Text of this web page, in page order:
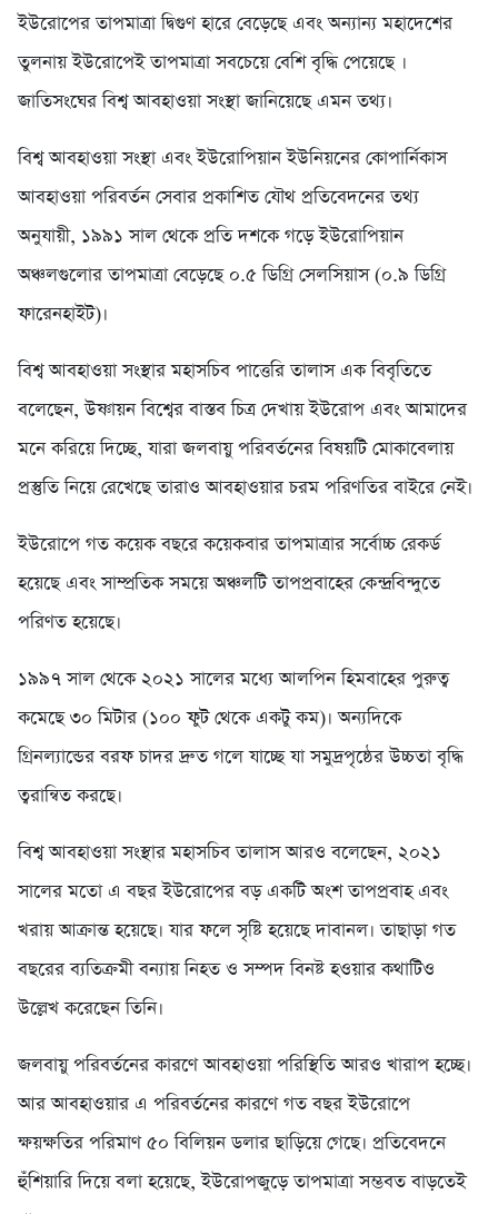
ইউরোপের তাপমাত্রা দ্বিগুণ হারে বেড়েছে এবং অন্যান্য মহাদেশের
তুলনায় ইউরোপেই তাপমাত্রা সবচেয়ে বেশি বৃদ্ধি পেয়েছে ।
জাতিসংঘের বিশ্ব আবহাওয়া সংস্থা জানিয়েছে এমন তথ্য।
বিশ্ব আবহাওয়া সংস্থা এবং ইউরোপিয়ান ইউনিয়নের কোপার্নিকাস
আবহাওয়া পরিবর্তন সেবার প্রকাশিত যৌথ প্রতিবেদনের তথ্য
অনুযায়ী, ১৯৯১ সাল থেকে প্রতি দশকে গড়ে ইউরোপিয়ান
অঞ্চলগুলোর তাপমাত্রা বেড়েছে ০.৫ ডিগ্রি সেলসিয়াস (০.৯ ডিগ্রি
ফারেনহাইট)।
বিশ্ব আবহাওয়া সংস্থার মহাসচিব পাত্তেরি তালাস এক বিবৃতিতে
বলেছেন, উষ্ণায়ন বিশ্বের বাস্তব চিত্র দেখায় ইউরোপ এবং আমাদের
মনে করিয়ে দিচ্ছে, যারা জলবায়ু পরিবর্তনের বিষয়টি মোকাবেলায়
প্রস্তুতি নিয়ে রেখেছে তারাও আবহাওয়ার চরম পরিণতির বাইরে নেই।
ইউরোপে গত কয়েক বছরে কয়েকবার তাপমাত্রার সর্বোচ্চ রেকর্ড
হয়েছে এবং সাম্প্রতিক সময়ে অঞ্চলটি তাপপ্রবাহের কেন্দ্রবিন্দুতে
পরিণত হয়েছে।
১৯৯৭ সাল থেকে ২০২১ সালের মধ্যে আলপিন হিমবাহের পুরুত্ব
কমেছে ৩০ মিটার (১০০ ফুট থেকে একটু কম)। অন্যদিকে
গ্রিনল্যান্ডের বরফ চাদর দ্রুত গলে যাচ্ছে যা সমুদ্রপৃষ্ঠের উচ্চতা বৃদ্ধি
ত্বরান্বিত করছে।
বিশ্ব আবহাওয়া সংস্থার মহাসচিব তালাস আরও বলেছেন, ২০২১
সালের মতো এ বছর ইউরোপের বড় একটি অংশ তাপপ্রবাহ এবং
খরায় আক্রান্ত হয়েছে। যার ফলে সৃষ্টি হয়েছে দাবানল। তাছাড়া গত
বছরের ব্যতিক্রমী বন্যায় নিহত ও সম্পদ বিনষ্ট হওয়ার কথাটিও
উল্লেখ করেছেন তিনি।
জলবায়ু পরিবর্তনের কারণে আবহাওয়া পরিস্থিতি আরও খারাপ হচ্ছে।
আর আবহাওয়ার এ পরিবর্তনের কারণে গত বছর ইউরোপে
ক্ষয়ক্ষতির পরিমাণ ৫০ বিলিয়ন ডলার ছাড়িয়ে গেছে। প্রতিবেদনে
হুঁশিয়ারি দিয়ে বলা হয়েছে, ইউরোপজুড়ে তাপমাত্রা সম্ভবত বাড়তেই